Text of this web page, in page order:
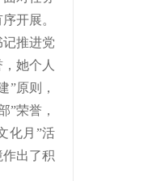
开展。
推进党
她个人
”原则，
”荣誉，
化月”活
出了积